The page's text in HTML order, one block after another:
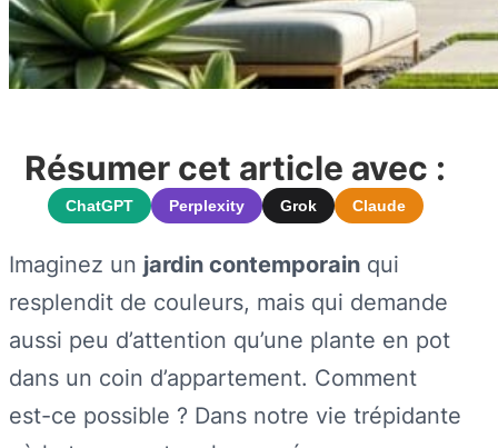
Résumer cet article avec :
ChatGPT Perplexity Grok Claude
Imaginez un jardin contemporain qui
resplendit de couleurs, mais qui demande
aussi peu d’attention qu’une plante en pot
dans un coin d’appartement. Comment
est-ce possible ? Dans notre vie trépidante